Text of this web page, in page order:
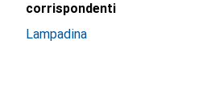
corrispondenti
Lampadina